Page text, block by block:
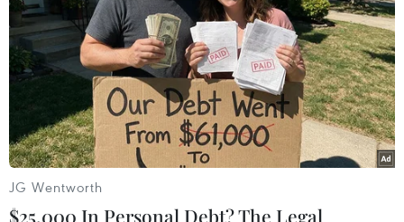
Grab có 'đứng ngoài cuộc' khi chính sách
thuế thay đổi?
08/12/2020 11:29
Theo lý giải của Grab Việt Nam, việc thu thuế VAT tăng
từ 3% lên 10% với mỗi cuốc xe công nghệ này là thực
hiện theo Nghị định 126/2020/NĐ-CP có hiệu lực từ
ngày 5/12/2020.
JG Wentworth
$25,000 In Personal Debt? The Legal